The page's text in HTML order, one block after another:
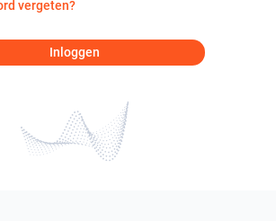
vergeten?
Inloggen